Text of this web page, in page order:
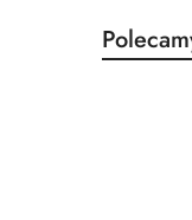
PomińProdukty
o